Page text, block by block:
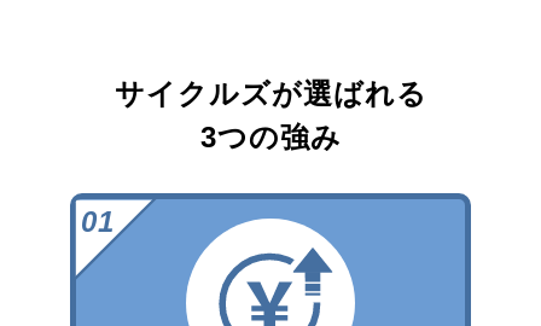
サイクルズが選ばれる
3つの強み